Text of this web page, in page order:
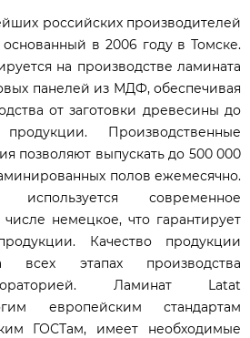
российских производителей
в 2006 году в Томске.
на производстве ламината
панелей из МДФ, обеспечивая
от заготовки древесины до
Производственные
позволяют выпускать до 500 000
полов ежемесячно.
современное
немецкое, что гарантирует
Качество продукции
всех этапах производства
Ламинат Latat
европейским стандартам
ГОСТам, имеет необходимые